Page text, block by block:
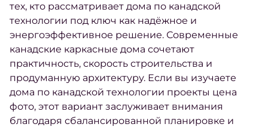
тех, кто рассматривает дома по канадской
технологии под ключ как надёжное и
энергоэффективное решение. Современные
канадские каркасные дома сочетают
практичность, скорость строительства и
продуманную архитектуру. Если вы изучаете
дома по канадской технологии проекты цена
фото, этот вариант заслуживает внимания
благодаря сбалансированной планировке и